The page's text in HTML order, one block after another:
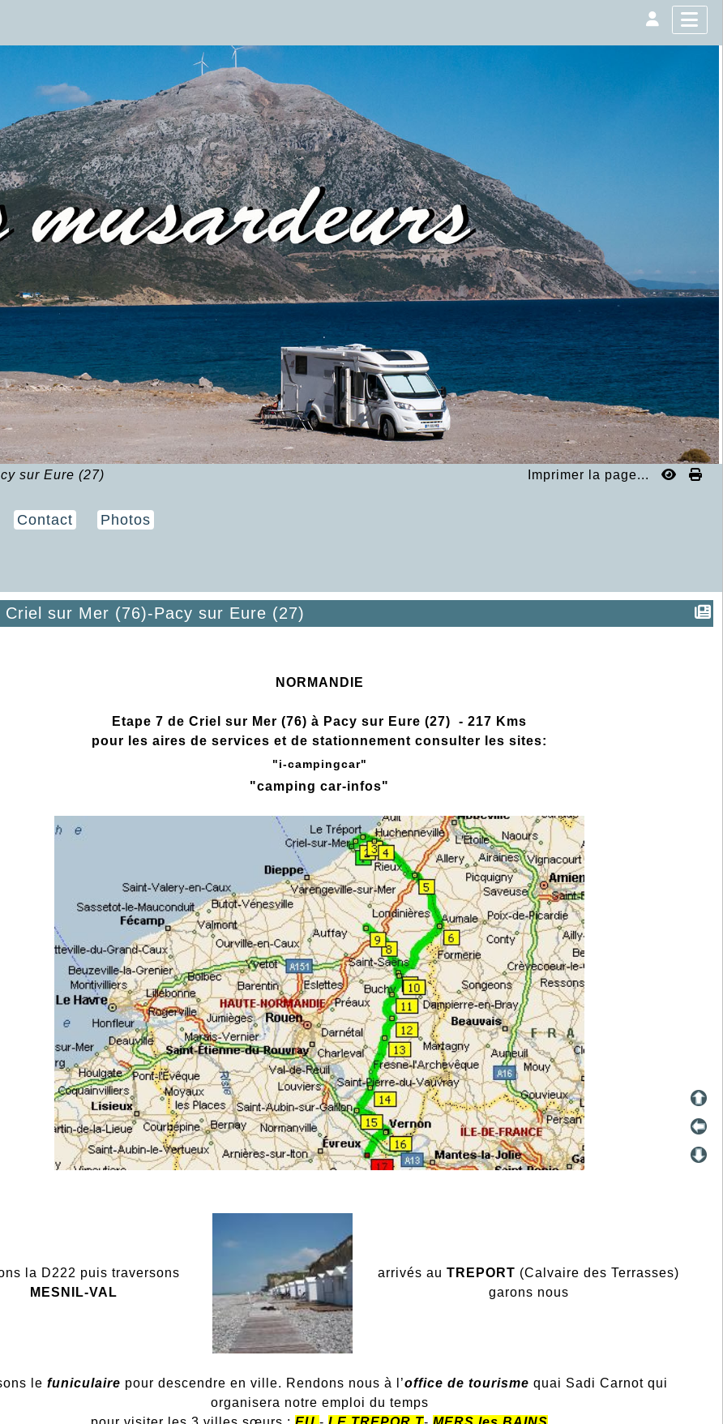
sur Eure (27) Imprimer la page...
Contact Photos
Criel sur Mer (76)-Pacy sur Eure (27)
NORMANDIE
Etape 7 de Criel sur Mer (76) à Pacy sur Eure (27) - 217 Kms
pour les aires de services et de stationnement consulter les sites:
"i-campingcar"
"camping car-infos"
la D222 puis traversons
MESNIL-VAL
arrivés au TREPORT (Calvaire des Terrasses)
garons nous
le funiculaire pour descendre en ville. Rendons nous à l’office de tourisme quai Sadi Carnot qui
organisera notre emploi du temps